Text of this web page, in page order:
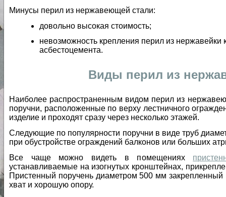
Минусы перил из нержавеющей стали:
довольно высокая стоимость;
невозможность крепления перил из нержавейки
асбестоцемента.
Виды перил из
Наиболее распространенным видом перил из
поручни, расположенные по верху лестничного
изделие и проходят сразу через несколько этажей.
Следующие по популярности поручни в виде труб
при обустройстве ограждений балконов или больших
Все чаще можно видеть в помещениях
устанавливаемые на изогнутых кронштейнах,
Пристенный поручень диаметром 500 мм
хват и хорошую опору.